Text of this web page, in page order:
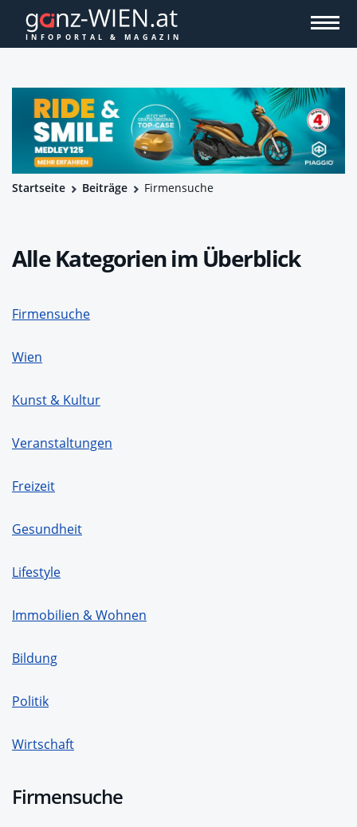
Startseite Beiträge Firmensuche
Alle Kategorien im Überblick
Firmensuche
Wien
Kunst & Kultur
Veranstaltungen
Freizeit
Gesundheit
Lifestyle
Immobilien & Wohnen
Bildung
Politik
Wirtschaft
Firmensuche